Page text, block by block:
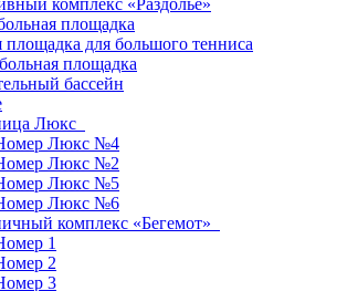
комплекс «Раздолье»
площадка
площадка для большого тенниса
площадка
бассейн
Люкс
Люкс №4
Люкс №2
Люкс №5
Люкс №6
комплекс «Бегемот»
1
2
3